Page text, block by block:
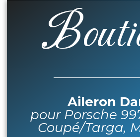
Aileron
pour Porsche
Coupé/Targa,